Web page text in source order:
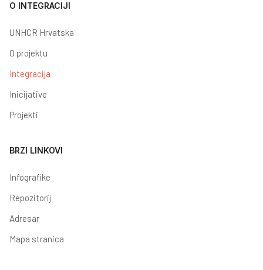
O INTEGRACIJI
UNHCR Hrvatska
O projektu
Integracija
Inicijative
Projekti
BRZI LINKOVI
Infografike
Repozitorij
Adresar
Mapa stranica